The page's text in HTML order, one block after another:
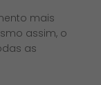
mais
assim, o
as